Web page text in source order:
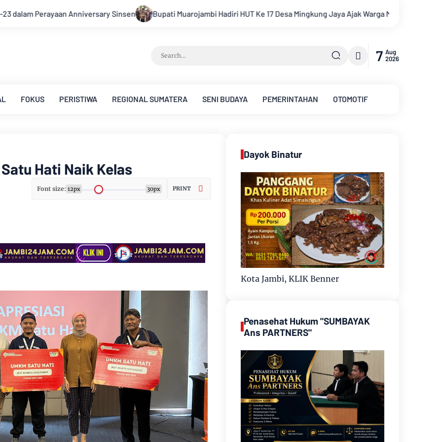
Bupati Muarojambi Hadiri HUT Ke 17 Desa Mingkung Jaya Ajak Warga Menuju Desa Mandiri 2026 Pemkab Muarojambi
7 Aug
2026
FOKUS PERISTIWA REGIONAL SUMATERA SENI BUDAYA PEMERINTAHAN OTOMOTIF
Hati Naik Kelas
Font size: 12px 30px PRINT
Dayok Binatur
Kota Jambi, KLIK Benner
Penasehat Hukum "SUMBAYAK
Ans PARTNERS"